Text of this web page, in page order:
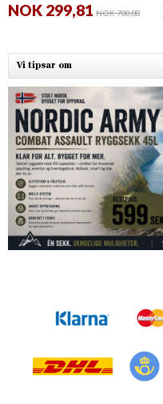
NOK 299,81 NOK 700,88
Vi tipsar om